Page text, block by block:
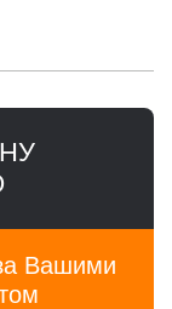
Вашими